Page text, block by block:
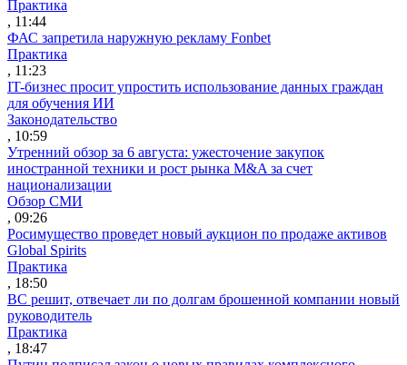
Практика
, 11:44
ФАС запретила наружную рекламу Fonbet
Практика
, 11:23
IT-бизнес просит упростить использование данных граждан
для обучения ИИ
Законодательство
, 10:59
Утренний обзор за 6 августа: ужесточение закупок
иностранной техники и рост рынка M&A за счет
национализации
Обзор СМИ
, 09:26
Росимущество проведет новый аукцион по продаже активов
Global Spirits
Практика
, 18:50
ВС решит, отвечает ли по долгам брошенной компании новый
руководитель
Практика
, 18:47